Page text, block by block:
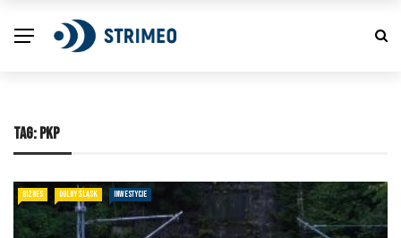
TAG: PKP
BIZNES DOLNY ŚLĄSK INWESTYCJE